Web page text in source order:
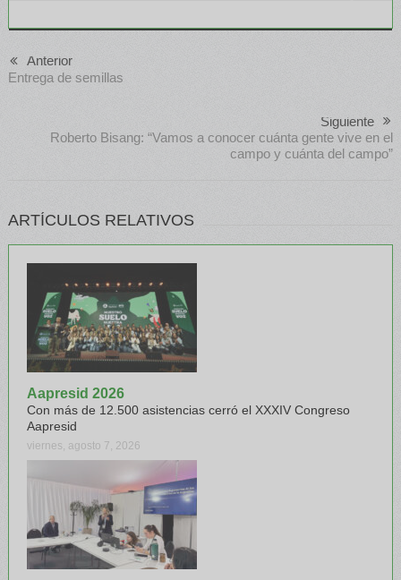
Anterior
Entrega de semillas
Siguiente
Roberto Bisang: “Vamos a conocer cuánta gente vive en el
campo y cuánta del campo”
ARTÍCULOS RELATIVOS
Aapresid 2026
Con más de 12.500 asistencias cerró el XXXIV Congreso
Aapresid
viernes, agosto 7, 2026